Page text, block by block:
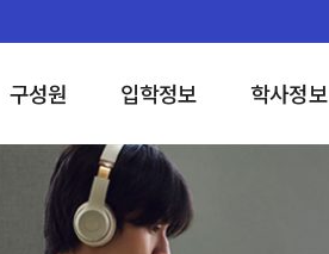
구성원 입학정보 학사정보